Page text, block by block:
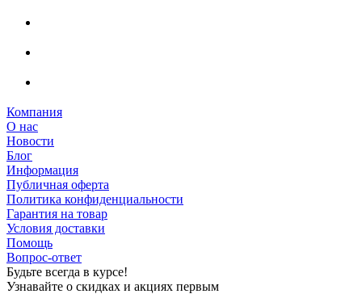
Компания
О нас
Новости
Блог
Информация
Публичная оферта
Политика конфиденциальности
Гарантия на товар
Условия доставки
Помощь
Вопрос-ответ
Будьте всегда в курсе!
Узнавайте о скидках и акциях первым